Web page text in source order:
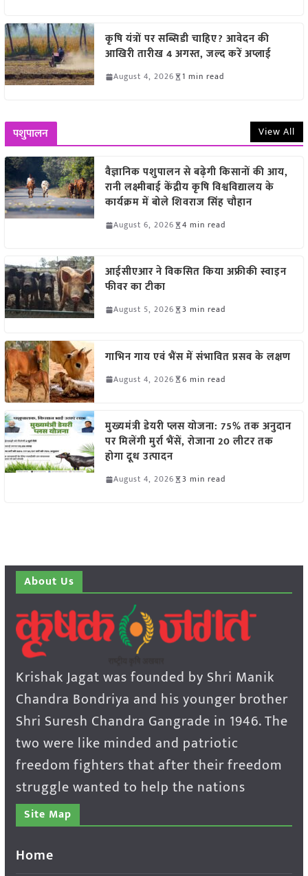
कृषि यंत्रों पर सब्सिडी चाहिए? आवेदन की
आखिरी तारीख 4 अगस्त, जल्द करें अप्लाई
August 4, 2026 1 min read
पशुपालन View All
वैज्ञानिक पशुपालन से बढ़ेगी किसानों की आय,
रानी लक्ष्मीबाई केंद्रीय कृषि विश्वविद्यालय के
कार्यक्रम में बोले शिवराज सिंह चौहान
August 6, 2026 4 min read
आईसीएआर ने विकसित किया अफ्रीकी स्वाइन
फीवर का टीका
August 5, 2026 3 min read
गाभिन गाय एवं भैंस में संभावित प्रसव के लक्षण
August 4, 2026 6 min read
मुख्यमंत्री डेयरी प्लस योजना: 75% तक अनुदान
पर मिलेंगी मुर्रा भैंसें, रोजाना 20 लीटर तक
होगा दूध उत्पादन
August 4, 2026 3 min read
About Us
Krishak Jagat was founded by Shri Manik
Chandra Bondriya and his younger brother
Shri Suresh Chandra Gangrade in 1946. The
two were like minded and patriotic
freedom fighters that after their freedom
struggle wanted to help the nations
Site Map
Home